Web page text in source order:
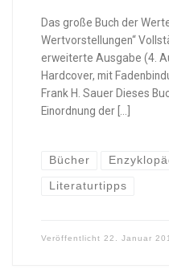
Das große Buch der
Wertvorstellungen“
erweiterte Ausgabe (4.
Hardcover, mit
Frank H. Sauer Dieses
Einordnung der […]
Bücher
Literaturtipps
Veröffentlicht 22. Januar